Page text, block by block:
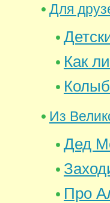
Для
Как
Из
Дед
Про